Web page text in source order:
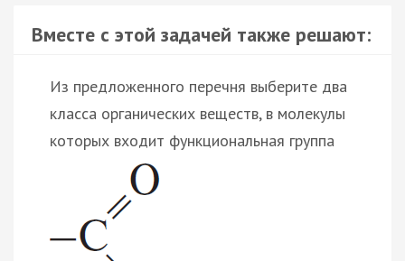
Вместе с этой задачей также решают:
Из предложенного перечня выберите два
класса органических веществ, в молекулы
которых входит функциональная группа